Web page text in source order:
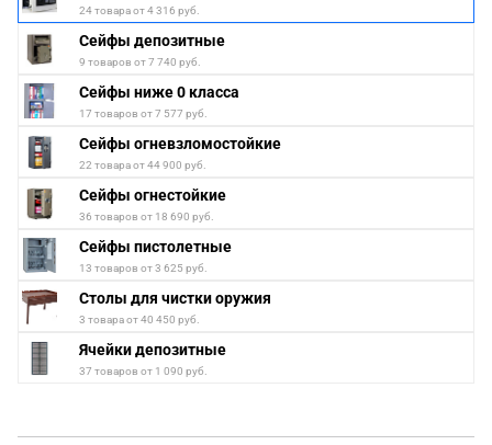
24 товара от 4 316 руб.
Сейфы депозитные
9 товаров от 7 740 руб.
Сейфы ниже 0 класса
17 товаров от 7 577 руб.
Сейфы огневзломостойкие
22 товара от 44 900 руб.
Сейфы огнестойкие
36 товаров от 18 690 руб.
Сейфы пистолетные
13 товаров от 3 625 руб.
Столы для чистки оружия
3 товара от 40 450 руб.
Ячейки депозитные
37 товаров от 1 090 руб.